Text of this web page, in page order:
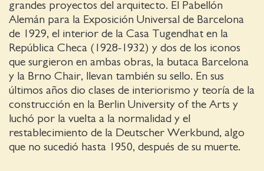
grandes proyectos del arquitecto. El Pabellón
Alemán para la Exposición Universal de Barcelona
de 1929, el interior de la Casa Tugendhat en la
República Checa (1928-1932) y dos de los iconos
que surgieron en ambas obras, la butaca Barcelona
y la Brno Chair, llevan también su sello. En sus
últimos años dio clases de interiorismo y teoría de la
construcción en la Berlin University of the Arts y
luchó por la vuelta a la normalidad y el
restablecimiento de la Deutscher Werkbund, algo
que no sucedió hasta 1950, después de su muerte.